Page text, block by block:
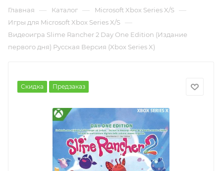
Главная — Каталог — Microsoft Xbox Series X/S —
Игры для Microsoft Xbox Series X/S —
Видеоигра Slime Rancher 2 Day One Edition (Издание
первого дня) Русская Версия (Xbox Series X)
Скидка Предзаказ